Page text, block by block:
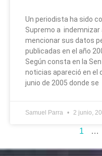
Un periodista ha sido
Supremo a
mencionar sus datos
publicadas en el año
Según consta en la
noticias apareció en el
junio de 2005 donde se
Samuel Parra 2 junio,
1 …